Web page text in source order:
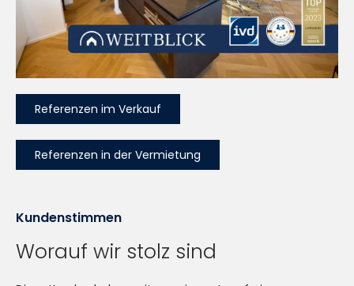
Referenzen im Verkauf
Referenzen in der Vermietung
Kundenstimmen
Worauf wir stolz sind